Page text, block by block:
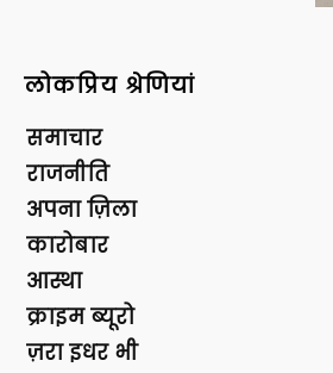
लोकप्रिय श्रेणियां
समाचार
राजनीति
अपना ज़िला
कारोबार
आस्था
क्राइम ब्यूरो
ज़रा इधर भी